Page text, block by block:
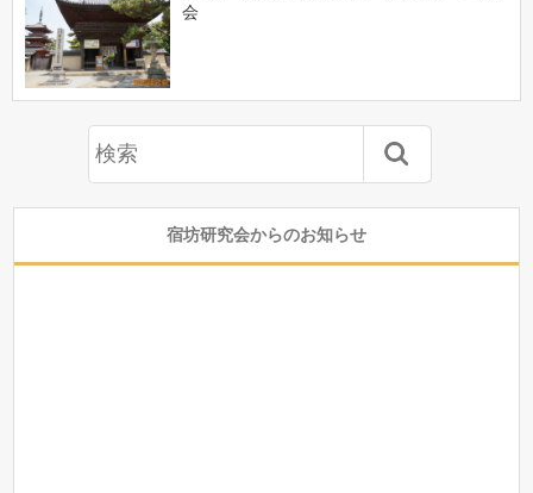
会
宿坊研究会からのお知らせ